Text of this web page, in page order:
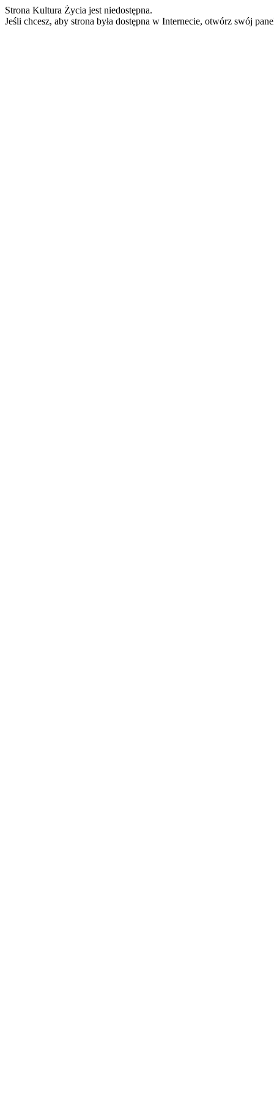
Strona Kultura Życia jest niedostępna.
Jeśli chcesz, aby strona była dostępna w Internecie, otwórz swój